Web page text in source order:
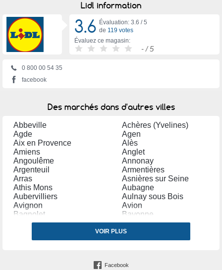
Lidl information
3.6 Évaluation: 3.6 /5
de 119 votes
Évaluez ce magasin:
- / 5
0 800 00 54 35
facebook
Des marchés dans d'autres villes
Abbeville
Achères (Yvelines)
Agde
Agen
Aix en Provence
Alès
Amiens
Anglet
Angoulême
Annonay
Argenteuil
Armentières
Arras
Asnières sur Seine
Athis Mons
Aubagne
Aubervilliers
Aulnay sous Bois
Avignon
Avion
Bagnolet
Bayonne
Bègles
Belfort
Béthune
Béziers
Blagnac
Bourges
VOIR PLUS
Facebook